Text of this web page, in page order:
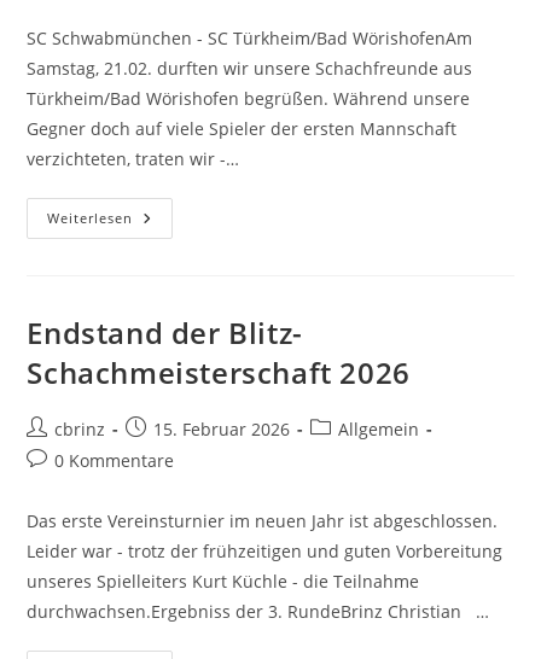
SC Schwabmünchen - SC Türkheim/Bad WörishofenAm
Samstag, 21.02. durften wir unsere Schachfreunde aus
Türkheim/Bad Wörishofen begrüßen. Während unsere
Gegner doch auf viele Spieler der ersten Mannschaft
verzichteten, traten wir -…
Weiterlesen Pokal-
Halbfinale
Endstand der Blitz-
Schachmeisterschaft 2026
Beitrags-
Autor:
cbrinz
Beitrag
veröffentlicht:
15. Februar 2026
Beitrags-
Allgemein
Beitrags-
0 Kommentare
Das erste Vereinsturnier im neuen Jahr ist abgeschlossen.
Leider war - trotz der frühzeitigen und guten Vorbereitung
unseres Spielleiters Kurt Küchle - die Teilnahme
durchwachsen.Ergebniss der 3. RundeBrinz Christian …